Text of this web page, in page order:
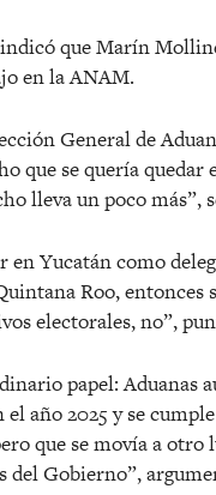
que Marín
en la ANAM.
General de
que se quería
lleva un poco más”,
en Yucatán como
Roo, entonces
electorales, no”,
papel: Aduanas
año 2025 y se
que se movía a otro
del Gobierno”,